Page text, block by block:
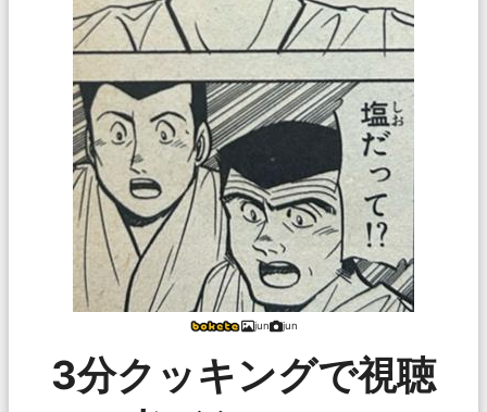
jun jun
3分クッキングで視聴